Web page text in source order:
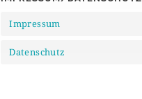
Impressum
Datenschutz